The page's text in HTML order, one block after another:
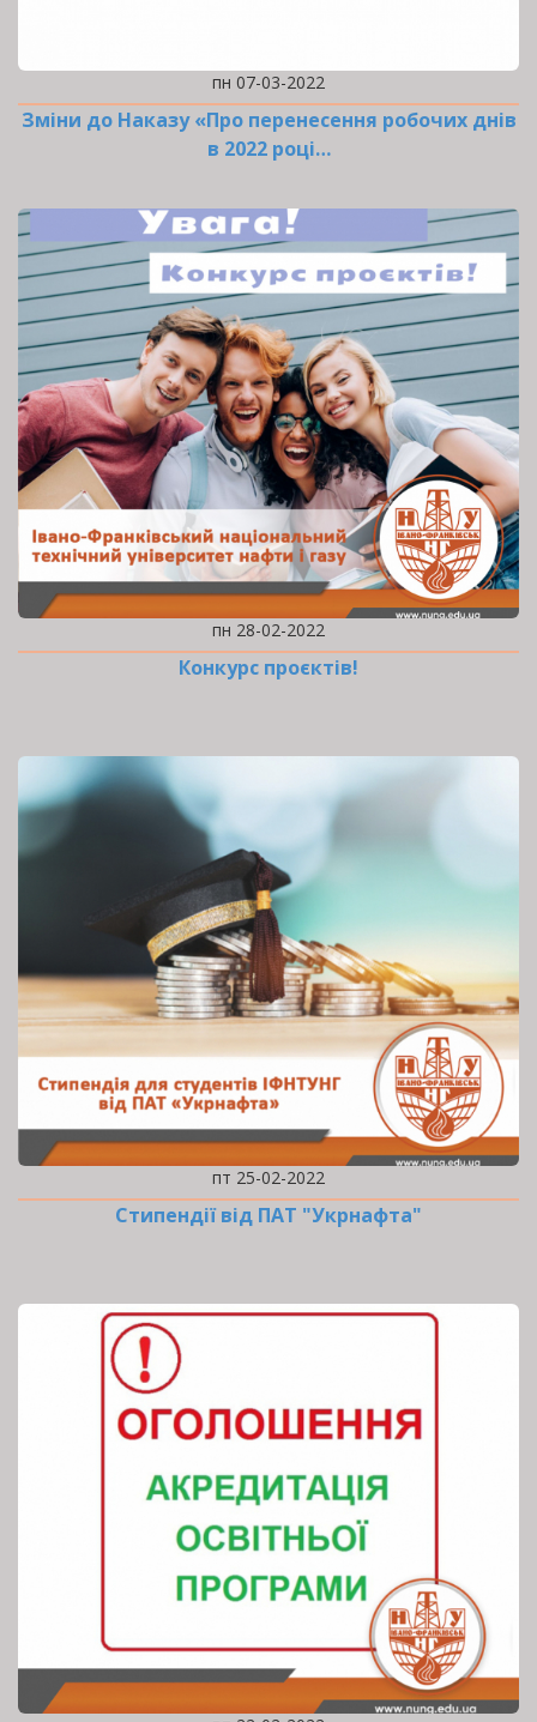
пн 07-03-2022
Зміни до Наказу «Про перенесення робочих днів
в 2022 році…
пн 28-02-2022
Конкурс проєктів!
пт 25-02-2022
Стипендії від ПАТ "Укрнафта"